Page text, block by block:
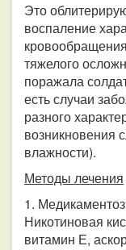
Это
воспаление
тяжелого
поражала
есть случаи
разного
возникновения
влажности).
Методы лечения
1.
Никотиновая
витамин Е,